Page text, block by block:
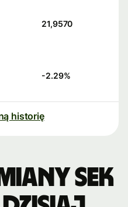
21,9570
-2.29%
historię
SEK